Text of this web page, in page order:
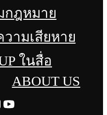
กฎหมาย
ามเสียหาย
ในสื่อ
ABOUT US